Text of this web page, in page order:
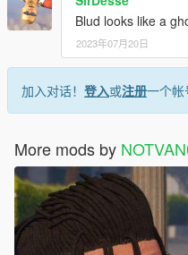
Blud looks like a
2023年07月20日
加入对话！ 登入或注册一个帐
More mods by